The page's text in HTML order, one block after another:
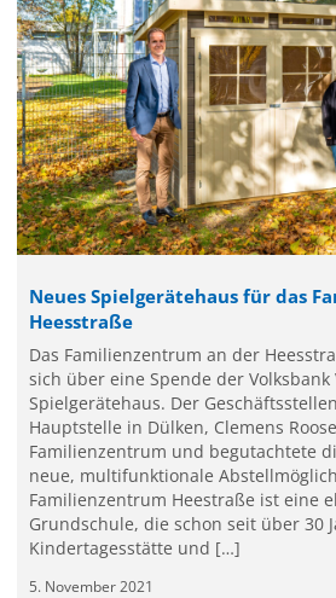
Neues Spielgerätehaus für das
Heesstraße
Das Familienzentrum an der
sich über eine Spende der
Spielgerätehaus. Der
Hauptstelle in Dülken, Clemens
Familienzentrum und begutachtete
neue, multifunktionale
Familienzentrum Heestraße ist eine
Grundschule, die schon seit über 30
Kindertagesstätte und […]
5. November 2021